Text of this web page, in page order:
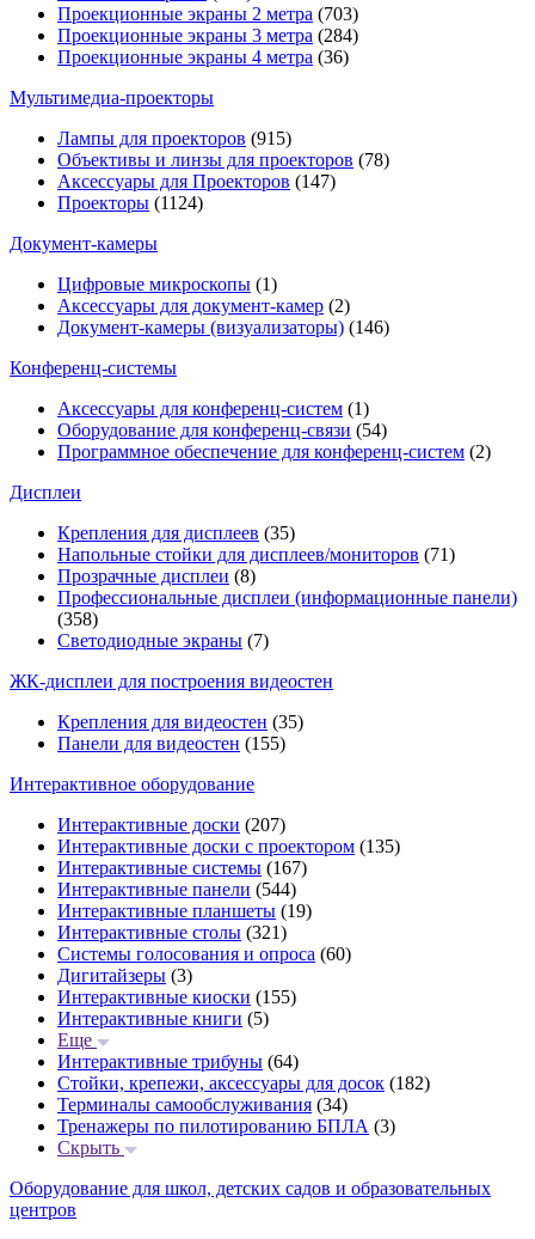
Проекционные экраны 2 метра (703)
Проекционные экраны 3 метра (284)
Проекционные экраны 4 метра (36)
Мультимедиa-проекторы
Лампы для проекторов (915)
Объективы и линзы для проекторов (78)
Аксессуары для Проекторов (147)
Проекторы (1124)
Документ-камеры
Цифровые микроскопы (1)
Аксессуары для документ-камер (2)
Документ-камеры (визуализаторы) (146)
Конференц-системы
Аксессуары для конференц-систем (1)
Оборудование для конференц-связи (54)
Программное обеспечение для конференц-систем (2)
Дисплеи
Крепления для дисплеев (35)
Напольные стойки для дисплеев/мониторов (71)
Прозрачные дисплеи (8)
Профессиональные дисплеи (информационные панели)
(358)
Светодиодные экраны (7)
ЖК-дисплеи для построения видеостен
Крепления для видеостен (35)
Панели для видеостен (155)
Интерактивное оборудование
Интерактивные доски (207)
Интерактивные доски с проектором (135)
Интерактивные системы (167)
Интерактивные панели (544)
Интерактивные планшеты (19)
Интерактивные столы (321)
Системы голосования и опроса (60)
Дигитайзеры (3)
Интерактивные киоски (155)
Интерактивные книги (5)
Еще
Интерактивные трибуны (64)
Стойки, крепежи, аксессуары для досок (182)
Терминалы самообслуживания (34)
Тренажеры по пилотированию БПЛА (3)
Скрыть
Оборудование для школ, детских садов и образовательных
центров